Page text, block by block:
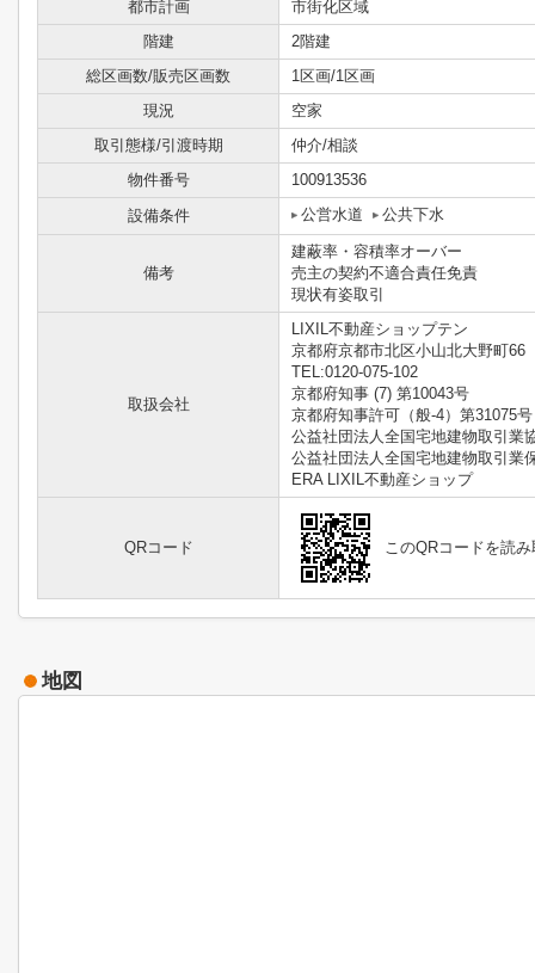
都市計画
市街化区域
階建
2階建
総区画数/販売区画数
1区画/1区画
現況
空家
取引態様/引渡時期
仲介/相談
物件番号
100913536
設備条件
公営水道 公共下水
備考
建蔽率・容積率オーバー
売主の契約不適合責任免責
現状有姿取引
取扱会社
LIXIL不動産ショップテン
京都府京都市北区小山北大野町66
TEL:0120-075-102
京都府知事 (7) 第10043号
京都府知事許可（般-4）第31075号
公益社団法人全国宅地建物取引業
公益社団法人全国宅地建物取引業
ERA LIXIL不動産ショップ
QRコード このQRコードを読
地図